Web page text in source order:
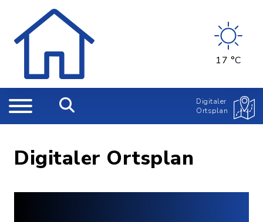
17 °C
Digitaler
Ortsplan
Digitaler Ortsplan